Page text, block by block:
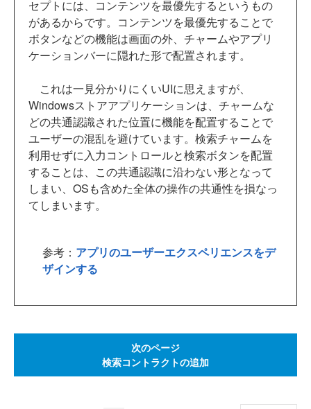
セプトには、コンテンツを最優先するというもの
があるからです。コンテンツを最優先することで
ボタンなどの機能は画面の外、チャームやアプリ
ケーションバーに隠れた形で配置されます。
これは一見分かりにくいUIに思えますが、
Windowsストアアプリケーションは、チャームな
どの共通認識された位置に機能を配置することで
ユーザーの混乱を避けています。検索チャームを
利用せずに入力コントロールと検索ボタンを配置
することは、この共通認識に沿わない形となって
しまい、OSも含めた全体の操作の共通性を損なっ
てしまいます。
参考： アプリのユーザーエクスペリエンスをデ
ザインする
次のページ
検索コントラクトの追加